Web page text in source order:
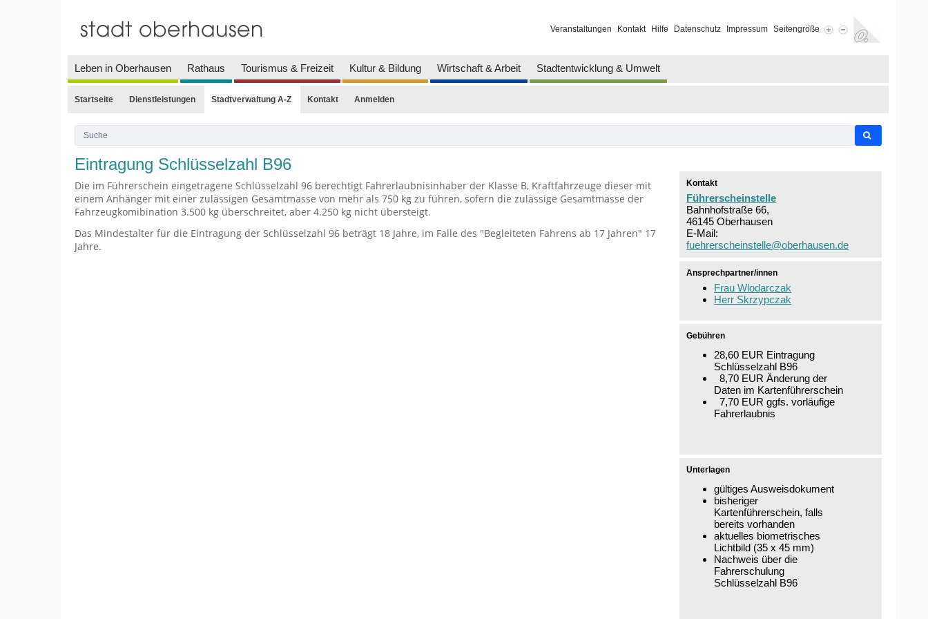
Veranstaltungen Kontakt Hilfe Datenschutz Impressum Seitengröße
Leben in Oberhausen Rathaus Tourismus & Freizeit Kultur & Bildung Wirtschaft & Arbeit Stadtentwicklung & Umwelt
Startseite Dienstleistungen Stadtverwaltung A-Z Kontakt Anmelden
Eintragung Schlüsselzahl B96
Die im Führerschein eingetragene Schlüsselzahl 96 berechtigt Fahrerlaubnisinhaber der Klasse B, Kraftfahrzeuge dieser mit
einem Anhänger mit einer zulässigen Gesamtmasse von mehr als 750 kg zu führen, sofern die zulässige Gesamtmasse der
Fahrzeugkomibination 3.500 kg überschreitet, aber 4.250 kg nicht übersteigt.
Das Mindestalter für die Eintragung der Schlüsselzahl 96 beträgt 18 Jahre, im Falle des "Begleiteten Fahrens ab 17 Jahren" 17
Jahre.
Kontakt
Führerscheinstelle
Bahnhofstraße 66,
46145 Oberhausen
E-Mail:
fuehrerscheinstelle@oberhausen.de
Ansprechpartner/innen
Frau Wlodarczak
Herr Skrzypczak
Gebühren
28,60 EUR Eintragung
Schlüsselzahl B96
8,70 EUR Änderung der
Daten im Kartenführerschein
7,70 EUR ggfs. vorläufige
Fahrerlaubnis
Unterlagen
gültiges Ausweisdokument
bisheriger
Kartenführerschein, falls
bereits vorhanden
aktuelles biometrisches
Lichtbild (35 x 45 mm)
Nachweis über die
Fahrerschulung
Schlüsselzahl B96